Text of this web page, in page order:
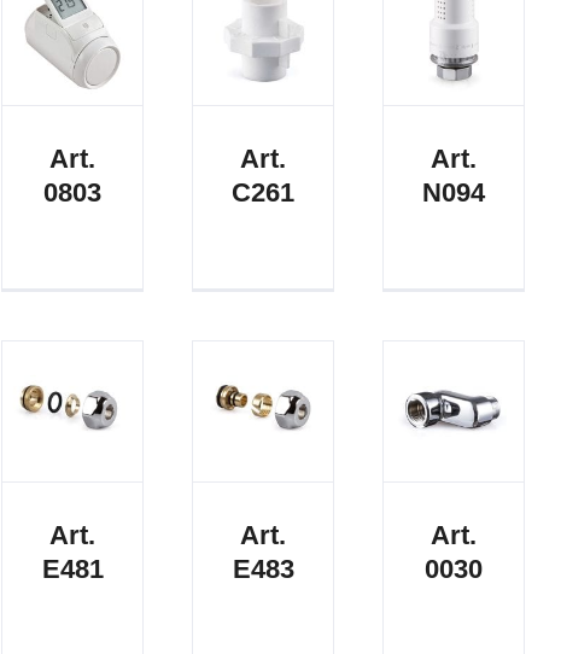
Art.
0803
Art.
C261
Art.
N094
Art.
E481
Art.
E483
Art.
0030